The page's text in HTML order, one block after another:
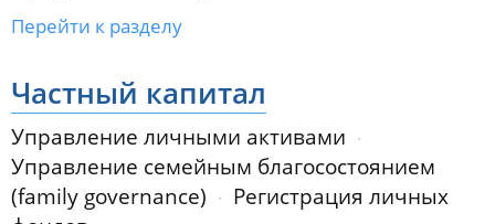
Перейти к разделу
Частный капитал
Управление личными активами
Управление семейным благосостоянием
(family governance)
Регистрация личных